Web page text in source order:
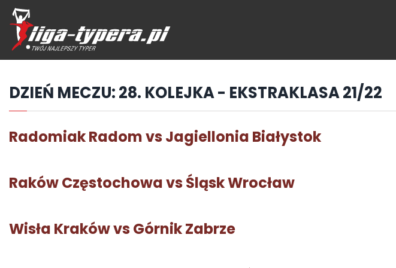
Przejdź
hdo
treści
DZIEŃ MECZU:28. KOLEJKA - EKSTRAKLASA 21/22
Radomiak Radom vs Jagiellonia Białystok
Raków Częstochowa vs Śląsk Wrocław
Wisła Kraków vs Górnik Zabrze